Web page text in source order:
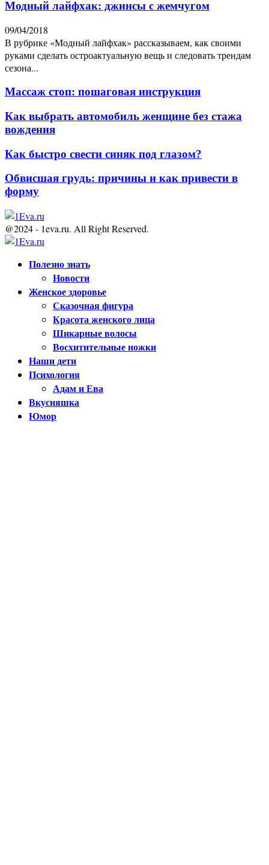
Модный лайфхак: джинсы с жемчугом
09/04/2018
В рубрике «Модный лайфхак» рассказываем, как своими
руками сделать остроактуальную вещь и следовать трендам
сезона...
Массаж стоп: пошаговая инструкция
Как выбрать автомобиль женщине без стажа
вождения
Как быстро свести синяк под глазом?
Обвисшая грудь: причины и как привести в
форму
@2024 - 1eva.ru. All Right Reserved.
Полезно знать
Новости
Женское здоровье
Сказочная фигура
Красота женского лица
Шикарные волосы
Восхитительные ножки
Наши дети
Психология
Адам и Ева
Вкусняшка
Юмор